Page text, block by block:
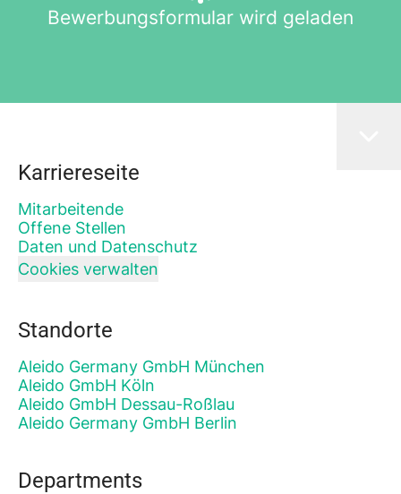
Bewerbungsformular wird geladen
Karriereseite
Mitarbeitende
Offene Stellen
Daten und Datenschutz
Cookies verwalten
Standorte
Aleido Germany GmbH München
Aleido GmbH Köln
Aleido GmbH Dessau-Roßlau
Aleido Germany GmbH Berlin
Departments